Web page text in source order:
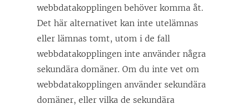
webbdatakopplingen behöver komma åt.
Det här alternativet kan inte utelämnas
eller lämnas tomt, utom i de fall
webbdatakopplingen inte använder några
sekundära domäner. Om du inte vet om
webbdatakopplingen använder sekundära
domäner, eller vilka de sekundära